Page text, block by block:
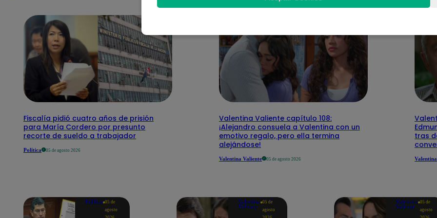
Fiscalía pidió cuatro años de prisión
para María Cordero por presunto
recorte de sueldo a trabajador
Política 05 de agosto 2026
Valentina Valiente capítulo 108:
¡Alejandro consuela a Valentina con un
emotivo regalo, pero ella termina
alejándose!
Valentina Valiente 05 de agosto 2026
tras
Política 05 de
agosto
Valentina
Valiente
05 de
agosto
Valentina
Valiente
05 de
agosto